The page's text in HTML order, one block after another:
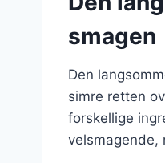
smagen
Den
simre retten
forskellige
velsmagende,